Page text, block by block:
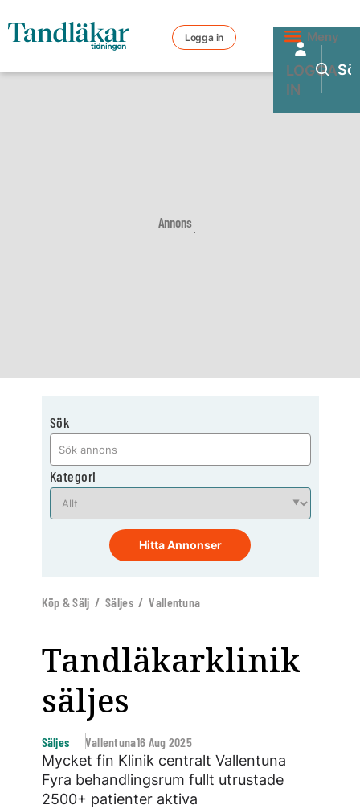
Logga in Meny
LOGGA
IN
Annons
Sök
Kategori
Hitta Annonser
Köp & Sälj / Säljes / Vallentuna
Tandläkarklinik
säljes
Säljes Vallentuna16 Aug 2025
Mycket fin Klinik centralt Vallentuna
Fyra behandlingsrum fullt utrustade
2500+ patienter aktiva